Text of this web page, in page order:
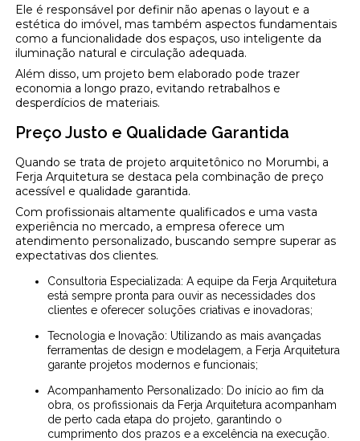
Ele é responsável por definir não apenas o layout e a
estética do imóvel, mas também aspectos fundamentais
como a funcionalidade dos espaços, uso inteligente da
iluminação natural e circulação adequada.
Além disso, um projeto bem elaborado pode trazer
economia a longo prazo, evitando retrabalhos e
desperdícios de materiais.
Preço Justo e Qualidade Garantida
Quando se trata de projeto arquitetônico no Morumbi, a
Ferja Arquitetura se destaca pela combinação de preço
acessível e qualidade garantida.
Com profissionais altamente qualificados e uma vasta
experiência no mercado, a empresa oferece um
atendimento personalizado, buscando sempre superar as
expectativas dos clientes.
Consultoria Especializada: A equipe da Ferja Arquitetura
está sempre pronta para ouvir as necessidades dos
clientes e oferecer soluções criativas e inovadoras;
Tecnologia e Inovação: Utilizando as mais avançadas
ferramentas de design e modelagem, a Ferja Arquitetura
garante projetos modernos e funcionais;
Acompanhamento Personalizado: Do início ao fim da
obra, os profissionais da Ferja Arquitetura acompanham
de perto cada etapa do projeto, garantindo o
cumprimento dos prazos e a excelência na execução.